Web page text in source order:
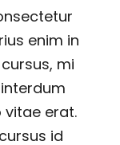
enim in
mi
vitae erat.
id